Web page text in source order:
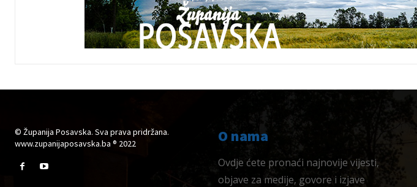
© Županija Posavska. Sva prava pridržana.
www.zupanijaposavska.ba ® 2022
O nama
Ovdje ćete pronaći najnovije vijesti,
objave za medije, govore i izjave